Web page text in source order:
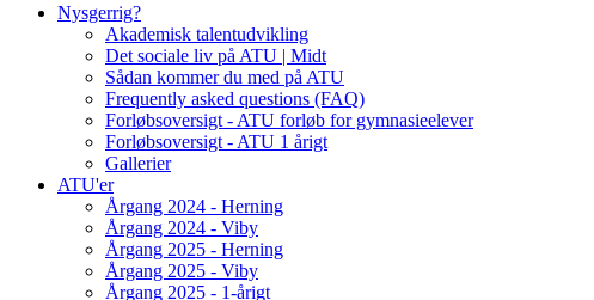
Nysgerrig?
Akademisk talentudvikling
Det sociale liv på ATU | Midt
Sådan kommer du med på ATU
Frequently asked questions (FAQ)
Forløbsoversigt - ATU forløb for gymnasieelever
Forløbsoversigt - ATU 1 årigt
Gallerier
ATU'er
Årgang 2024 - Herning
Årgang 2024 - Viby
Årgang 2025 - Herning
Årgang 2025 - Viby
Årgang 2025 - 1-årigt